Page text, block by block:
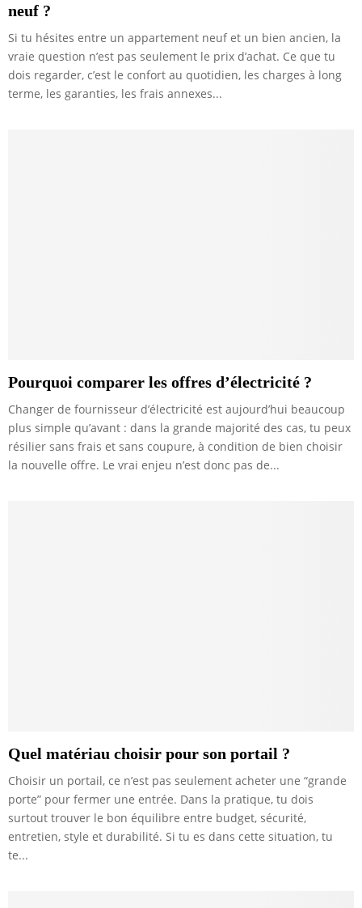
neuf ?
Si tu hésites entre un appartement neuf et un bien ancien, la
vraie question n’est pas seulement le prix d’achat. Ce que tu
dois regarder, c’est le confort au quotidien, les charges à long
terme, les garanties, les frais annexes...
Pourquoi comparer les offres d’électricité ?
Changer de fournisseur d’électricité est aujourd’hui beaucoup
plus simple qu’avant : dans la grande majorité des cas, tu peux
résilier sans frais et sans coupure, à condition de bien choisir
la nouvelle offre. Le vrai enjeu n’est donc pas de...
Quel matériau choisir pour son portail ?
Choisir un portail, ce n’est pas seulement acheter une “grande
porte” pour fermer une entrée. Dans la pratique, tu dois
surtout trouver le bon équilibre entre budget, sécurité,
entretien, style et durabilité. Si tu es dans cette situation, tu
te...